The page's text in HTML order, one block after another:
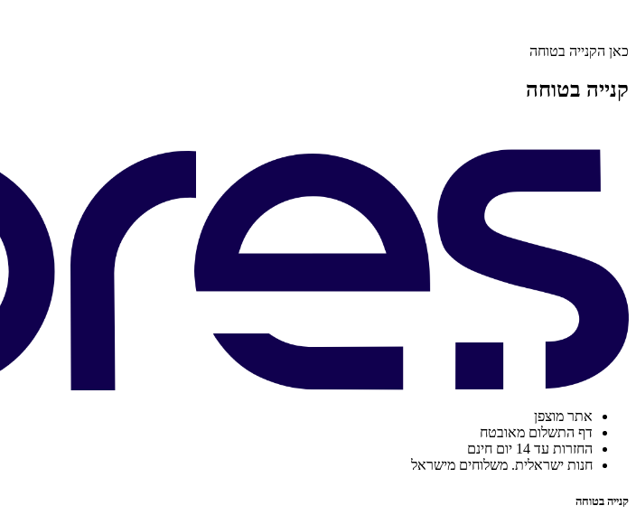
כאן הקנייה בטוחה
קנייה בטוחה
אתר מוצפן
דף התשלום מאובטח
החזרות עד 14 יום חינם
חנות ישראלית. משלוחים מישראל
קנייה בטוחה